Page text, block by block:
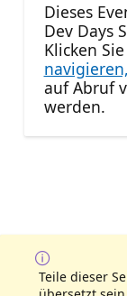
Dieses
Dev Days
Klicken
navigieren,
auf Abruf
werden.
Teile dieser